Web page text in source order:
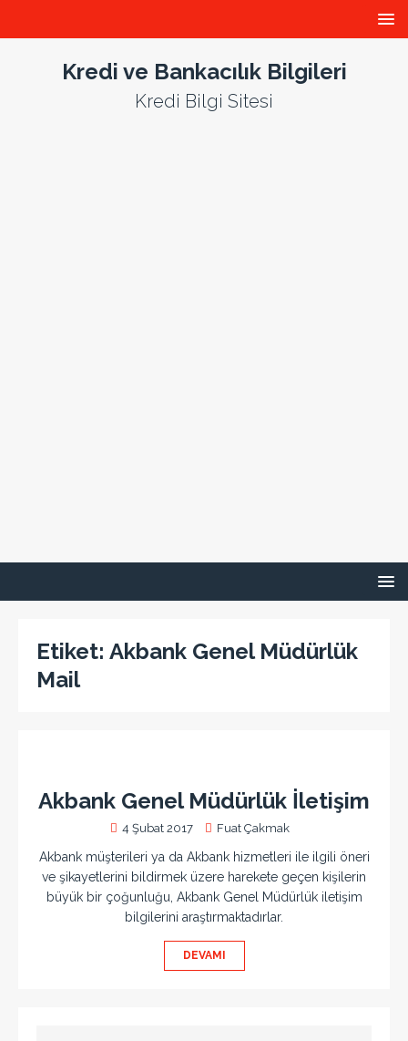
Kredi ve Bankacılık Bilgileri
Kredi Bilgi Sitesi
Etiket: Akbank Genel Müdürlük
Mail
Akbank Genel Müdürlük İletişim
4 Şubat 2017 Fuat Çakmak
Akbank müşterileri ya da Akbank hizmetleri ile ilgili öneri
ve şikayetlerini bildirmek üzere harekete geçen kişilerin
büyük bir çoğunluğu, Akbank Genel Müdürlük iletişim
bilgilerini araştırmaktadırlar.
DEVAMI